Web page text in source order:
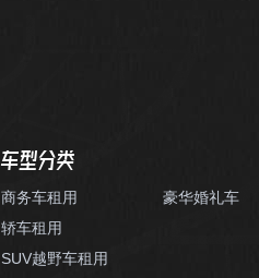
车型分类
商务车租用
轿车租用
SUV越野车租用
豪华婚礼车